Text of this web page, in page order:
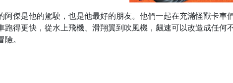
阿傑是他的駕駛，也是他最好的朋友。他們一起在充滿怪獸卡車
跑得更快，從水上飛機、滑翔翼到吹風機，飆速可以改造成任何
。